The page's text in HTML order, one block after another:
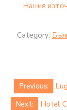
Нашия
Category:
Post
navigation
Previous:
Next:
Hotel